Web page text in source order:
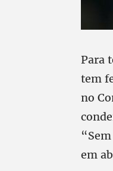
Para
tem
no
em